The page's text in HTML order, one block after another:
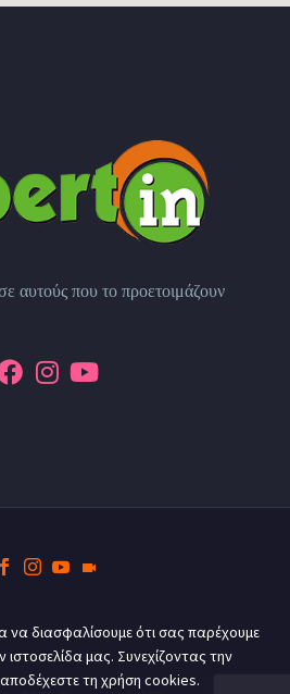
αυτούς που το προετοιμάζουν
να διασφαλίσουμε ότι σας παρέχουμε
ιστοσελίδα μας. Συνεχίζοντας την
τη χρήση cookies.